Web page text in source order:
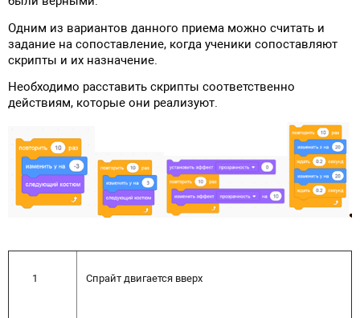
Одним из вариантов данного приема можно считать и
задание на сопоставление, когда ученики сопоставляют
скрипты и их назначение.
Необходимо расставить скрипты соответственно
действиям, которые они реализуют.
1 Спрайт двигается вверх